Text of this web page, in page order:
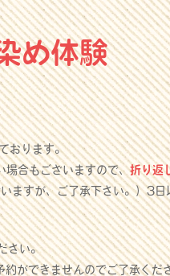
め体験
おります。
場合もございますので、折り返
ますが、ご了承下さい。）3
さい。
ができませんのでご了承くだ